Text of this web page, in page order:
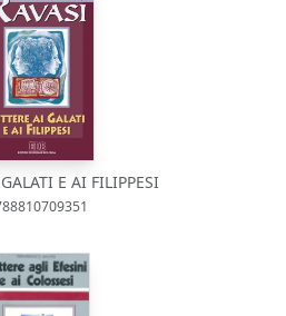
E AI FILIPPESI